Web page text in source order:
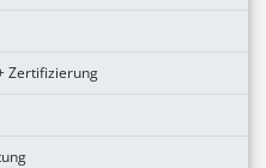
Zertifizierung